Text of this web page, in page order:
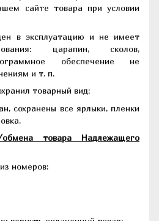
сайте товара при условии
в эксплуатацию и не имеет
царапин, сколов,
обеспечение не
и т. п.
товарный вид;
сохранены все ярлыки, пленки
обмена товара Надлежащего
номеров: